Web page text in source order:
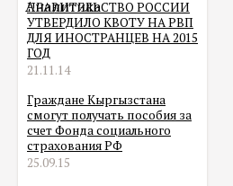
Аналитика
ПРАВИТЕЛЬСТВО РОССИИ
УТВЕРДИЛО КВОТУ НА РВП
ДЛЯ ИНОСТРАНЦЕВ НА 2015
ГОД
21.11.14
Граждане Кыргызстана
смогут получать пособия за
счет Фонда социального
страхования РФ
25.09.15